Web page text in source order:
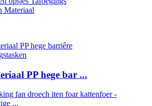
Materiaal
PP hege bar ...